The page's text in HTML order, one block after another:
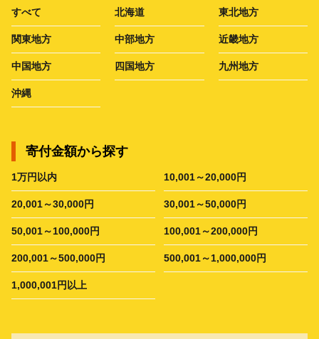
すべて 北海道 東北地方
関東地方 中部地方 近畿地方
中国地方 四国地方 九州地方
沖縄
寄付金額から探す
1万円以内 10,001～20,000円
20,001～30,000円 30,001～50,000円
50,001～100,000円 100,001～200,000円
200,001～500,000円 500,001～1,000,000円
1,000,001円以上